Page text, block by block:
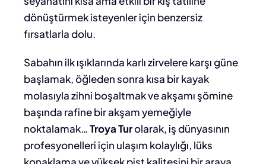
dönüştürmek isteyenler için benzersiz
fırsatlarla dolu.
Sabahın ilk ışıklarında karlı zirvelere karşı güne
başlamak, öğleden sonra kısa bir kayak
molasıyla zihni boşaltmak ve akşamı şömine
başında rafine bir akşam yemeğiyle
noktalamak…Troya Turolarak, iş dünyasının
profesyonelleri için ulaşım kolaylığı, lüks
konaklama ve yüksek pist kalitesini bir araya